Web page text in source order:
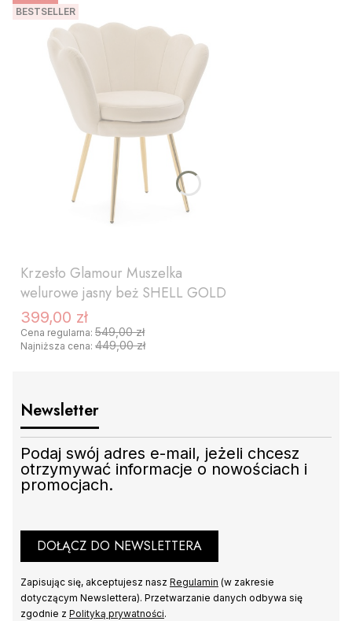
BESTSELLER
Krzesło Glamour Muszelka
welurowe jasny beż SHELL GOLD
Cena promocyjna
399,00 zł
Cena regularna: 549,00 zł
Najniższa cena: 449,00 zł
Newsletter
Podaj swój adres e-mail, jeżeli chcesz
otrzymywać informacje o nowościach i
promocjach.
DOŁĄCZ DO NEWSLETTERA
Zapisując się, akceptujesz nasz Regulamin (w zakresie
dotyczącym Newslettera). Przetwarzanie danych odbywa się
zgodnie z Polityką prywatności.